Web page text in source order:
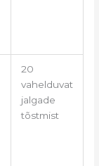
20
vahelduvat
jalgade
tõstmist